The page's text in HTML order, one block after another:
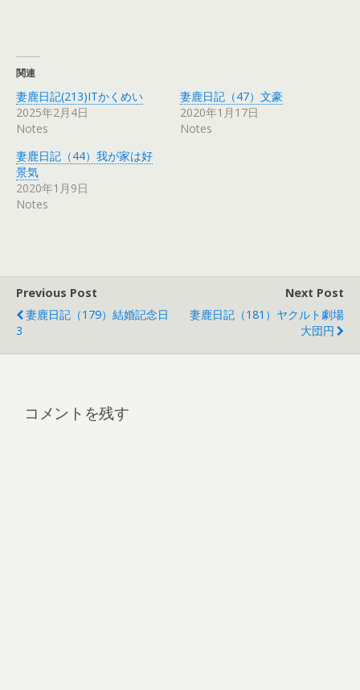
関連
妻鹿日記(213)ITかくめい
2025年2月4日
Notes
妻鹿日記（47）文豪
2020年1月17日
Notes
妻鹿日記（44）我が家は好
景気
2020年1月9日
Notes
Previous Post
妻鹿日記（179）結婚記念日
3
Next Post
妻鹿日記（181）ヤクルト劇場
大団円
コメントを残す